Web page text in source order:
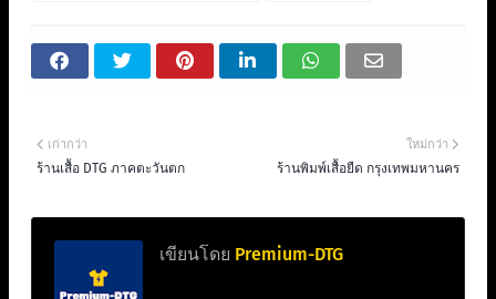
ใหม่กว่า
ร้านพิมพ์เสื้อยืด กรุงเทพมหานคร
เก่ากว่า
ร้านเสื้อ DTG ภาคตะวันตก
เขียนโดย Premium-DTG